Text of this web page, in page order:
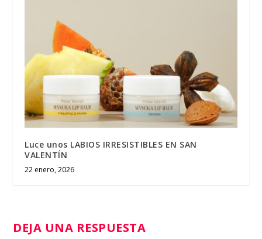
Luce unos LABIOS IRRESISTIBLES EN SAN
VALENTÍN
22 enero, 2026
DEJA UNA RESPUESTA